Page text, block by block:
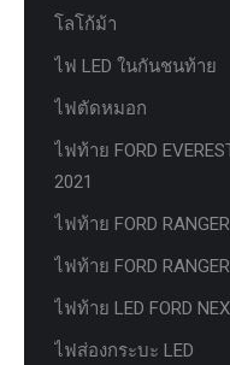
โลโก้ม้า
ไฟ LED ในกันชนท้าย
ไฟตัดหมอก
ไฟท้าย FORD
2021
ไฟท้าย FORD
ไฟท้าย FORD
ไฟท้าย LED FORD
ไฟส่องกระบะ LED